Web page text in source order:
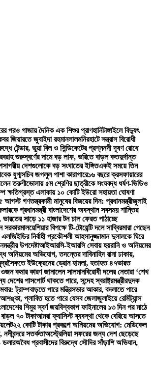
পরও গাজায় দৈনিক এক শিশুর প্রাণহানিটাঙ্গাইলে বিদ্যুৎ
জিয়ারতে জুবাইদা রহমানলালমনিরহাটে সন্ত্রাস বিরোধী
টেন্ডার, ভুয়া বিল ও সিন্ডিকেটের প্রশ্ননদী দূষণ রোধে
শুরুস্বর্ণের দামে বড় লাফ, ভরিতে বাড়ল কতদুর্দান্ত
দেশগুলোকে বড় সংঘাতের ইঙ্গিতএকই সময়ে তিন
যুগ্মসচিব জগলুল পাশা কারাগারে১৬ বছরে ক্রসফায়ারের
তরুণীভোলায় ৫ম শ্রেণির ছাত্রীকে সংঘবদ্ধ ধর্ষণ-ভিডিও
ক্ষতিগ্রস্ত এলাকায় ১০ কোটি ইউরো সহায়তা ঘোষণা
আগস্ট গণতন্ত্রকামী মানুষের বিজয়ের দিন: প্রধানমন্ত্রীজুলাই
প্রধানমন্ত্রী বাংলাদেশের অবস্থান সবসময় শান্তির
সাড়ে ১১ হাজার টন চাল ফেরত পাঠাচ্ছে
সরকারমালয়েশিয়ার বিপক্ষে টি-টোয়েন্টি দলে সাব্বিরমারা গেছেন
এলজিইডির নির্বাহী প্রকৌশলী আহসানুজ্জামান দুলালকে ঘিরে
উপদেষ্টাআইআরসি-ইআরসি সেবায় হয়রানি ও অনিয়মের
অনিয়মের অভিযোগ, তদন্তের দাবিনাহিদ রানা ঢাকায়,
ইউক্রেনের ড্রোন হামলা, হতাহত ৪৭ভারত
কমার কারণ জানালেন সালমানবিরোধী দলের নেতারা ‘শেখ
দেশের পাসপোর্ট থাকতে পারে, সন্দেহ স্বরাষ্ট্রমন্ত্রীরদুদক
ট্রাম্পবাড়তে পারে মন্ত্রিসভার আকার, বদলাতে পারে
আশঙ্কা, প্লাবিত হতে পারে যেসব জেলাজুলাইয়ে রেমিট্যান্স
শিমুর স্বর্ণ জয়বিশ্বকাপ ফাইনালের ১৩ দিন পর মাঠে
৭০ টাকাআমরা ফ্যাসিস্ট ব্যবস্থা থেকে বেরিয়ে আসতে
২২ কোটি টাকার প্রকল্পে অনিয়মের অভিযোগ: মেডিকেল
সতর্কতাঅস্ট্রেলিয়া সফরের জন্য দেশ ছেড়েছে
ডলারঅবৈধ প্রবাসীদের বিরুদ্ধে সৌদির সাঁড়াশি অভিযান,